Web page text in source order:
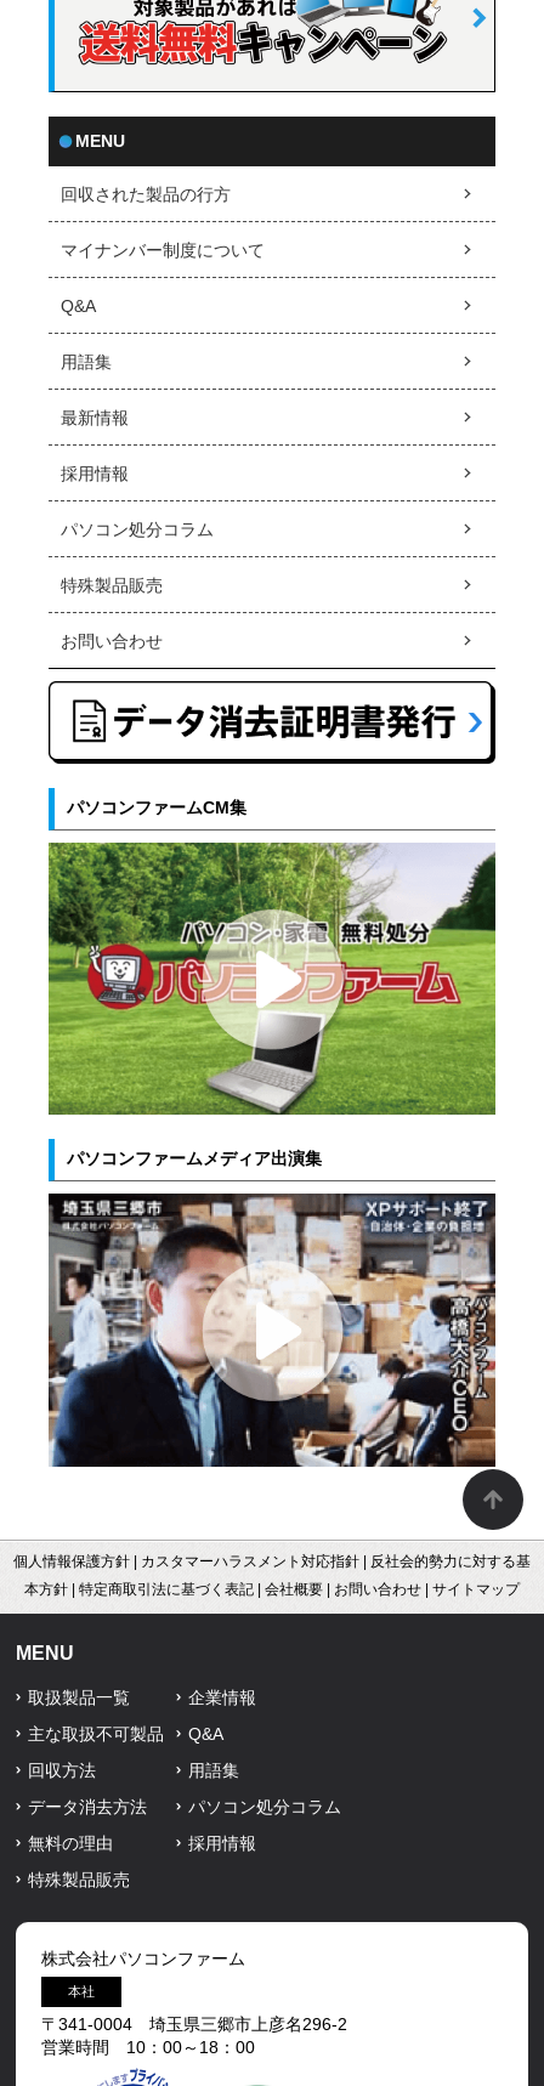
MENU
回収された製品の行方
マイナンバー制度について
Q&A
用語集
最新情報
採用情報
パソコン処分コラム
特殊製品販売
お問い合わせ
パソコンファームCM集
パソコンファームメディア出演集
個人情報保護方針 カスタマーハラスメント対応指針
反社会的勢力に対する基
本方針
特定商取引法に基づく表記 会社概要 お問い合わせ サイトマップ
MENU
取扱製品一覧
主な取扱不可製品
回収方法
データ消去方法
無料の理由
特殊製品販売
企業情報
Q&A
用語集
パソコン処分コラム
採用情報
株式会社パソコンファーム
本社
〒341-0004 埼玉県三郷市上彦名296-2
営業時間 10：00～18：00